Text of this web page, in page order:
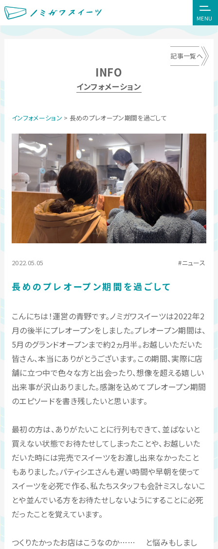
MENU
INFO
インフォメーション
記事一覧へ
インフォメーション > 長めのプレオープン期間を過ごして
2022.05.05 ニュース
長めのプレオープン期間を過ごして
こんにちは！運営の青野です。ノミガワスイーツは2022年2
月の後半にプレオープンをしました。プレオープン期間は、
5月のグランドオープンまで約2ヵ月半。お越しいただいた
皆さん、本当にありがとうございます。この期間、実際に店
舗に立つ中で色々な方と出会ったり、想像を超える嬉しい
出来事が沢山ありました。感謝を込めてプレオープン期間
のエピソードを書き残したいと思います。
最初の方は、ありがたいことに行列もできて、並ばないと
買えない状態でお待たせしてしまったことや、お越しいた
だいた時には完売でスイーツをお渡し出来なかったこと
もありました。パティシエさんも遅い時間や早朝を使って
スイーツを必死で作る、私たちスタッフも会計ミスしないこ
とや並んでいる方をお待たせしないようにすることに必死
だったことを覚えています。
つくりたかったお店はこうなのか…… と悩みもしまし